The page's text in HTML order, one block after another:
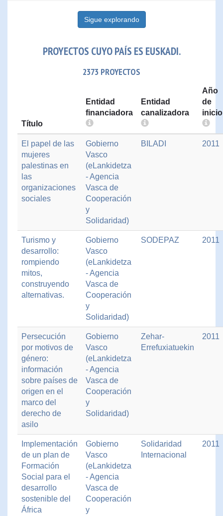
Sigue explorando
PROYECTOS CUYO PAÍS ES EUSKADI.
2373 PROYECTOS
Título
Entidad
financiadora
Entidad
canalizadora
Año
de
inicio
El papel de las
mujeres
palestinas en
las
organizaciones
sociales
Gobierno
Vasco
(eLankidetza
- Agencia
Vasca de
Cooperación
y
Solidaridad)
BILADI 2011
Turismo y
desarrollo:
rompiendo
mitos,
construyendo
alternativas.
Gobierno
Vasco
(eLankidetza
- Agencia
Vasca de
Cooperación
y
Solidaridad)
SODEPAZ 2011
Persecución
por motivos de
género:
información
sobre países de
origen en el
marco del
derecho de
asilo
Gobierno
Vasco
(eLankidetza
- Agencia
Vasca de
Cooperación
y
Solidaridad)
Zehar-
Errefuxiatuekin
2011
Implementación
de un plan de
Formación
Social para el
desarrollo
sostenible del
África
Gobierno
Vasco
(eLankidetza
- Agencia
Vasca de
Cooperación
y
Solidaridad
Internacional
2011